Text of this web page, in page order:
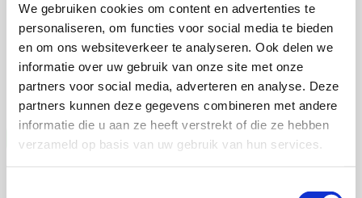
We gebruiken cookies om content en advertenties te
personaliseren, om functies voor social media te bieden
en om ons websiteverkeer te analyseren. Ook delen we
informatie over uw gebruik van onze site met onze
partners voor social media, adverteren en analyse. Deze
partners kunnen deze gegevens combineren met andere
informatie die u aan ze heeft verstrekt of die ze hebben
verzameld op basis van uw gebruik van hun services.
4 september 2026
Universiteit Utrecht
Open Ebook